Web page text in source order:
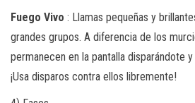
Fuego Vivo : Llamas pequeñas y
grandes grupos. A diferencia de los
permanecen en la pantalla disparándote
¡Usa disparos contra ellos libremente!